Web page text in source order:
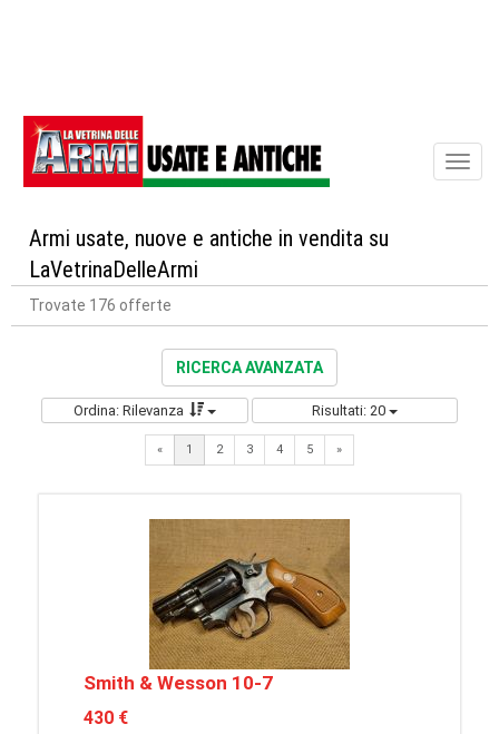
Armi usate, nuove e antiche in vendita su
LaVetrinaDelleArmi
Trovate 176 offerte
RICERCA AVANZATA
Ordina: Rilevanza Risultati: 20
« 1 2 3 4 5 »Next
Smith & Wesson 10-7
430 €